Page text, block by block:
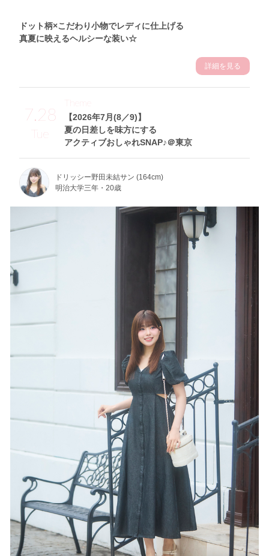
ドット柄×こだわり小物でレディに仕上げる
真夏に映えるヘルシーな装い☆
詳細を見る
7.28
Tue
【2026年7月(8／9)】
夏の日差しを味方にする
アクティブおしゃれSNAP♪＠東京
Theme
ドリッシー野田未結サン (164cm)
明治大学三年・20歳